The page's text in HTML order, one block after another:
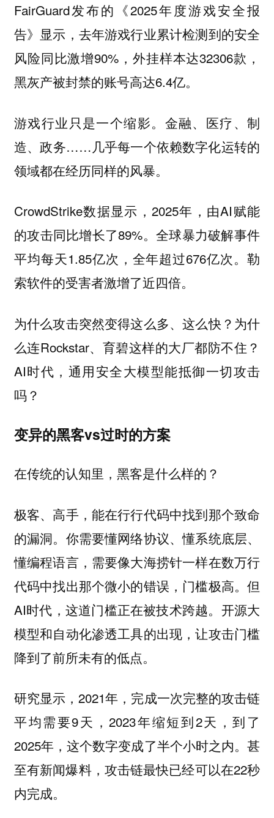
FairGuard发布的《2025年度游戏安全报
告》显示，去年游戏行业累计检测到的安全
风险同比激增90%，外挂样本达32306款，
黑灰产被封禁的账号高达6.4亿。
游戏行业只是一个缩影。金融、医疗、制
造、政务……几乎每一个依赖数字化运转的
领域都在经历同样的风暴。
CrowdStrike数据显示，2025年，由AI赋能
的攻击同比增长了89%。全球暴力破解事件
平均每天1.85亿次，全年超过676亿次。勒
索软件的受害者激增了近四倍。
为什么攻击突然变得这么多、这么快？为什
么连Rockstar、育碧这样的大厂都防不住？
AI时代，通用安全大模型能抵御一切攻击
吗？
变异的黑客vs过时的方案
在传统的认知里，黑客是什么样的？
极客、高手，能在行行代码中找到那个致命
的漏洞。你需要懂网络协议、懂系统底层、
懂编程语言，需要像大海捞针一样在数万行
代码中找出那个微小的错误，门槛极高。但
AI时代，这道门槛正在被技术跨越。开源大
模型和自动化渗透工具的出现，让攻击门槛
降到了前所未有的低点。
研究显示，2021年，完成一次完整的攻击链
平均需要9天，2023年缩短到2天，到了
2025年，这个数字变成了半个小时之内。甚
至有新闻爆料，攻击链最快已经可以在22秒
内完成。